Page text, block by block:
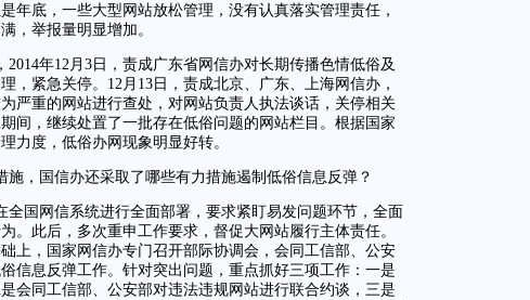
年底，一些大型网站放松管理，没有认真落实管理责任，
，举报量明显增加。
年12月3日，责成广东省网信办对长期传播色情低俗及
，紧急关停。12月13日，责成北京、广东、上海网信办，
严重的网站进行查处，对网站负责人执法谈话，关停相关
间，继续处置了一批存在低俗问题的网站栏目。根据国家
力度，低俗办网现象明显好转。
施，国信办还采取了哪些有力措施遏制低俗信息反弹？
全国网信系统进行全面部署，要求紧盯易发问题环节，全面
。此后，多次重申工作要求，督促大网站履行主体责任。
上，国家网信办专门召开部际协调会，会同工信部、公安
信息反弹工作。针对突出问题，重点抓好三项工作：一是
会同工信部、公安部对违法违规网站进行联合约谈，三是